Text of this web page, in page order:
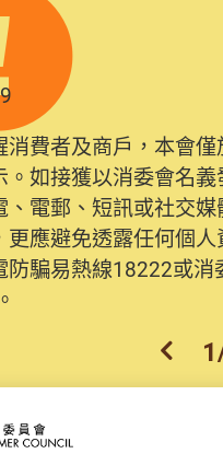
消費者及商戶，本會
。如接獲以消委會名
、電郵、短訊或社交
更應避免透露任何個
防騙易熱線18222或消
者體驗及網絡安全，
升級及推出新功能。
費者需要提供基本聯
電話）註冊帳戶，才
所有提交紀錄將清晰
跟進。
上一
2
會